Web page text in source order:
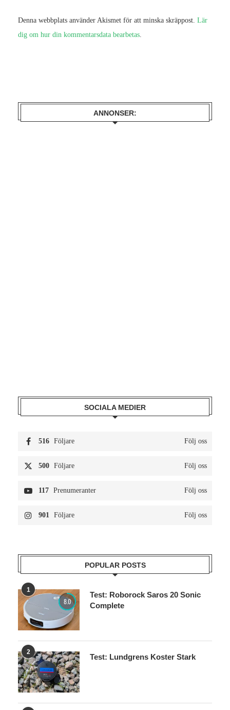
Denna webbplats använder Akismet för att minska skräppost. Lär
dig om hur din kommentarsdata bearbetas.
ANNONSER:
SOCIALA MEDIER
516 Följare Följ oss
500 Följare Följ oss
117 Prenumeranter Följ oss
901 Följare Följ oss
POPULAR POSTS
1
8.0
Test: Roborock Saros 20 Sonic
Complete
2
Test: Lundgrens Koster Stark